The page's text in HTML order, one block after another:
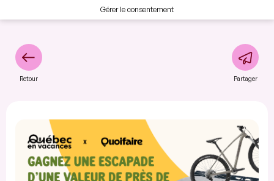
Gérer le consentement
Retour Partager